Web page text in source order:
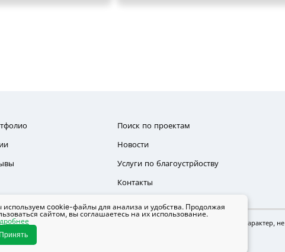
Поиск по проектам
Новости
Услуги по благоустрйоству
Контакты
на данном сайте, носит исключительно информационный характер, не
офертой или публичной офертой согласно ст. 435, п. 2 ст. 437 ГК РФ.
© 2012-2026 Неострой, ОГРН 1147232004655 ИНН 7203304293
cookie-файлы для анализа и удобства. Продолжая
сайтом, вы соглашаетесь на их использование.
Принять